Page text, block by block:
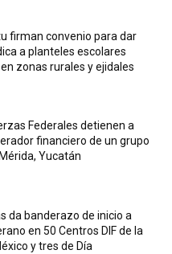
firman convenio para dar
a planteles escolares
zonas rurales y ejidales
Federales detienen a
financiero de un grupo
Yucatán
da banderazo de inicio a
en 50 Centros DIF de la
y tres de Día